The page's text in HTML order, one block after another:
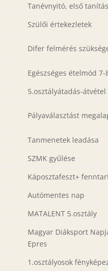
Tanévnyitó, első
Szülői értekezletek
Difer felmérés
Egészséges ételmód 7-
5.osztályátadás-átvétel
Pályaválasztást
Tanmenetek leadása
SZMK gyűlése
Káposztafeszt+
Autómentes nap
MATALENT 5.osztály
Magyar Diáksport
Epres
1.osztályosok